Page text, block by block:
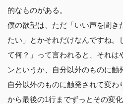
的なものがある。
僕の欲望は、ただ「いい声を聞き
たい」とかそれだけなんですね。
て何？」って言われると、それは
ンというか、自分以外のものに触
自分以外のものに触発されて変わ
から最後の1行までずっとその変